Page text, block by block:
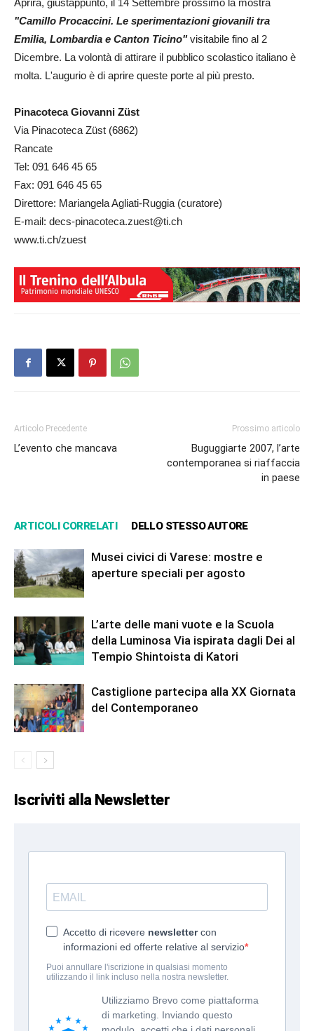
Aprirà, giustappunto, il 14 Settembre prossimo la mostra
"Camillo Procaccini. Le sperimentazioni giovanili tra
Emilia, Lombardia e Canton Ticino"visitabile fino al 2
Dicembre. La volontà di attirare il pubblico scolastico italiano è
molta. L'augurio è di aprire queste porte al più presto.
Pinacoteca Giovanni Züst
Via Pinacoteca Züst (6862)
Rancate
Tel: 091 646 45 65
Fax: 091 646 45 65
Direttore: Mariangela Agliati-Ruggia (curatore)
E-mail: decs-pinacoteca.zuest@ti.ch
www.ti.ch/zuest
Articolo Precedente
L’evento che mancava
Prossimo articolo
Buguggiarte 2007, l’arte
contemporanea si riaffaccia
in paese
ARTICOLI CORRELATI DELLO STESSO AUTORE
Musei civici di Varese: mostre e
aperture speciali per agosto
L’arte delle mani vuote e la Scuola
della Luminosa Via ispirata dagli Dei al
Tempio Shintoista di Katori
Castiglione partecipa alla XX Giornata
del Contemporaneo
Iscriviti alla Newsletter